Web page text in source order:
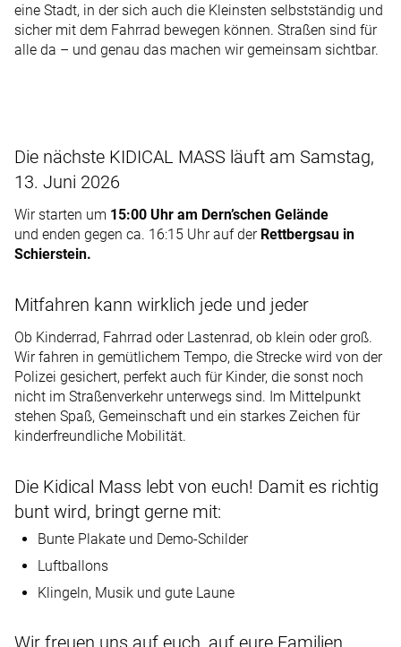
eine Stadt, in der sich auch die Kleinsten selbstständig und
sicher mit dem Fahrrad bewegen können. Straßen sind für
alle da – und genau das machen wir gemeinsam sichtbar.
Die nächste KIDICAL MASS läuft am Samstag,
13. Juni 2026
Wir starten um 15:00 Uhr am Dern’schen Gelände
und enden gegen ca. 16:15 Uhr auf der Rettbergsau in
Schierstein.
Mitfahren kann wirklich jede und jeder
Ob Kinderrad, Fahrrad oder Lastenrad, ob klein oder groß.
Wir fahren in gemütlichem Tempo, die Strecke wird von der
Polizei gesichert, perfekt auch für Kinder, die sonst noch
nicht im Straßenverkehr unterwegs sind. Im Mittelpunkt
stehen Spaß, Gemeinschaft und ein starkes Zeichen für
kinderfreundliche Mobilität.
Die Kidical Mass lebt von euch! Damit es richtig
bunt wird, bringt gerne mit:
Bunte Plakate und Demo-Schilder
Luftballons
Klingeln, Musik und gute Laune
Wir freuen uns auf euch, auf eure Familien,